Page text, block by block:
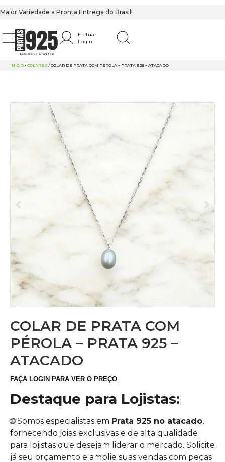
Maior Variedade a Pronta Entrega do Brasil!
Efetuar
Login
INÍCIO / COLARES / COLAR DE PRATA COM PÉROLA – PRATA 925 – ATACADO
COLAR DE PRATA COM
PÉROLA – PRATA 925 –
ATACADO
FAÇA LOGIN PARA VER O PREÇO
Destaque para Lojistas:
🌐 Somos especialistas em Prata 925 no atacado,
fornecendo joias exclusivas e de alta qualidade
para lojistas que desejam liderar o mercado. Solicite
já seu orçamento e amplie suas vendas com peças